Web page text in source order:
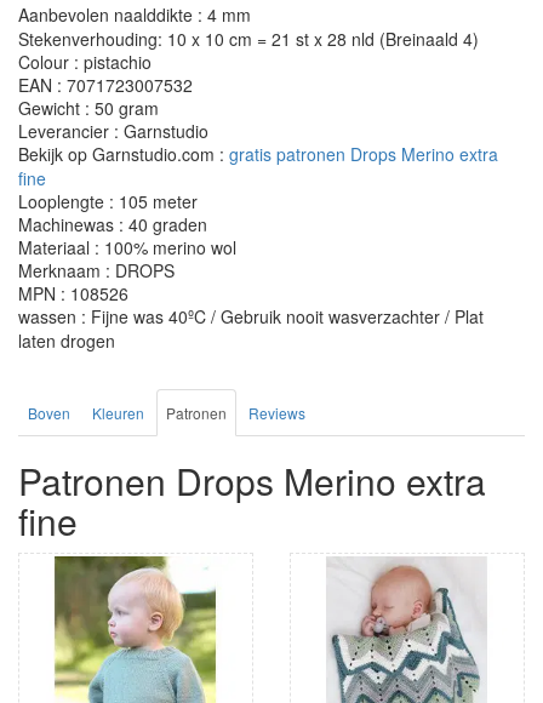
Aanbevolen naalddikte : 4 mm
Stekenverhouding: 10 x 10 cm = 21 st x 28 nld (Breinaald 4)
Colour : pistachio
EAN : 7071723007532
Gewicht : 50 gram
Leverancier : Garnstudio
Bekijk op Garnstudio.com : gratis patronen Drops Merino extra
fine
Looplengte : 105 meter
Machinewas : 40 graden
Materiaal : 100% merino wol
Merknaam : DROPS
MPN : 108526
wassen : Fijne was 40ºC / Gebruik nooit wasverzachter / Plat
laten drogen
Boven Kleuren Patronen Reviews
Patronen Drops Merino extra
fine